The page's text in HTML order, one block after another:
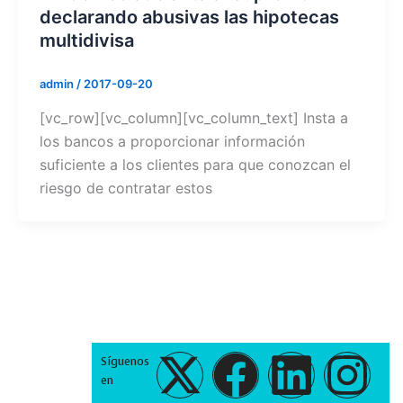
declarando abusivas las hipotecas
multidivisa
admin / 2017-09-20
[vc_row][vc_column][vc_column_text] Insta a
los bancos a proporcionar información
suficiente a los clientes para que conozcan el
riesgo de contratar estos
Síguenos
en
X F L I
Y E